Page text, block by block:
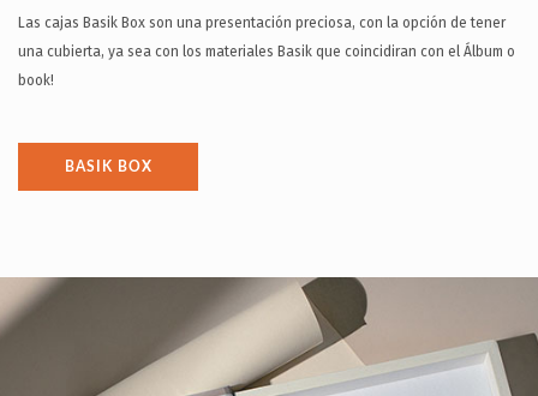
Las cajas Basik Box son una presentación preciosa, con la opción de tener
una cubierta, ya sea con los materiales Basik que coincidiran con el Álbum o
book!
BASIK BOX